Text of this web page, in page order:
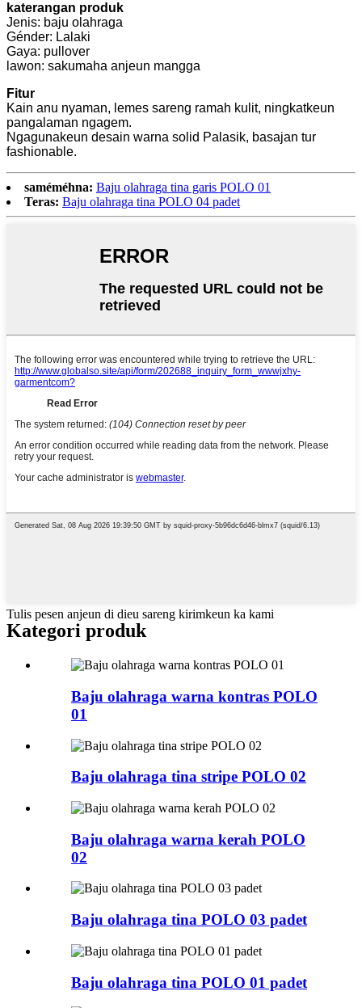
katerangan produk
Jenis: baju olahraga
Génder: Lalaki
Gaya: pullover
lawon: sakumaha anjeun mangga
Fitur
Kain anu nyaman, lemes sareng ramah kulit, ningkatkeun
pangalaman ngagem.
Ngagunakeun desain warna solid Palasik, basajan tur
fashionable.
saméméhna: Baju olahraga tina garis POLO 01
Teras: Baju olahraga tina POLO 04 padet
Tulis pesen anjeun di dieu sareng kirimkeun ka kami
Kategori produk
Baju olahraga warna kontras POLO
01
Baju olahraga tina stripe POLO 02
Baju olahraga warna kerah POLO
02
Baju olahraga tina POLO 03 padet
Baju olahraga tina POLO 01 padet